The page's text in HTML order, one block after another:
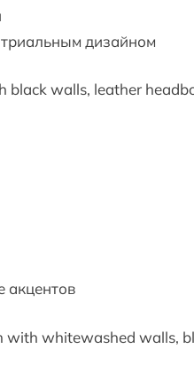
дизайном
black walls, leather
акцентов
with whitewashed walls,